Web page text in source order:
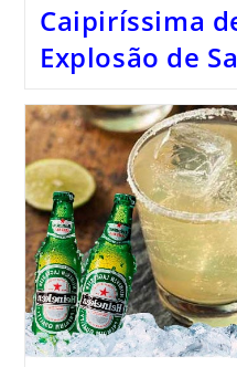
Caipiríssima
Explosão de